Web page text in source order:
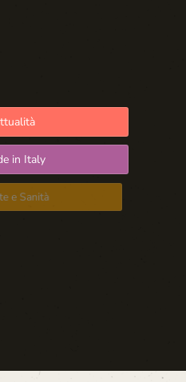
in Italy
e Sanità